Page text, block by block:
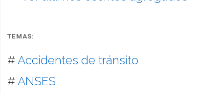
TEMAS:
# Accidentes de tránsito
# ANSES